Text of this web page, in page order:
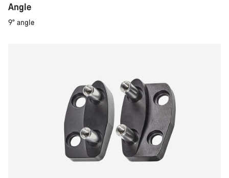
Angle
9° angle